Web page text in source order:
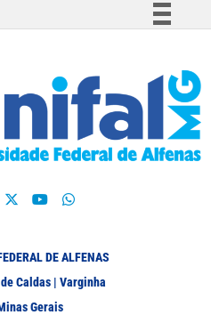
Participe
Acesso à informação
Legislação
DE ALFENAS
Caldas | Varginha
Gerais